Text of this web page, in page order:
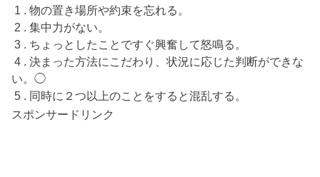
1 . 物の置き場所や約束を忘れる。
2 . 集中力がない。
3 . ちょっとしたことですぐ興奮して怒鳴る。
4 . 決まった方法にこだわり、状況に応じた判断ができな
い。◯
5 . 同時に２つ以上のことをすると混乱する。
スポンサードリンク